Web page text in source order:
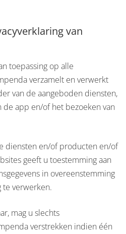
van
toepassing op alle
verzamelt en verwerkt
van de aangeboden diensten,
app en/of het bezoeken van
diensten en/of producten en/of
geeft u toestemming aan
in overeenstemming
te verwerken.
mag u slechts
verstrekken indien één